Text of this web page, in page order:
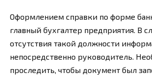
Оформлением справки по форме
главный бухгалтер предприятия. В
отсутствия такой должности
непосредственно руководитель.
проследить, чтобы документ был